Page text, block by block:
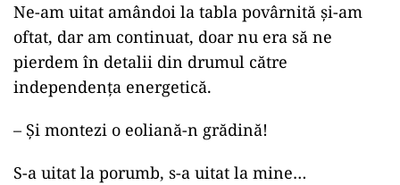
Ne-am uitat amândoi la tabla povârnită și-am
oftat, dar am continuat, doar nu era să ne
pierdem în detalii din drumul către
independența energetică.
– Și montezi o eoliană-n grădină!
S-a uitat la porumb, s-a uitat la mine…